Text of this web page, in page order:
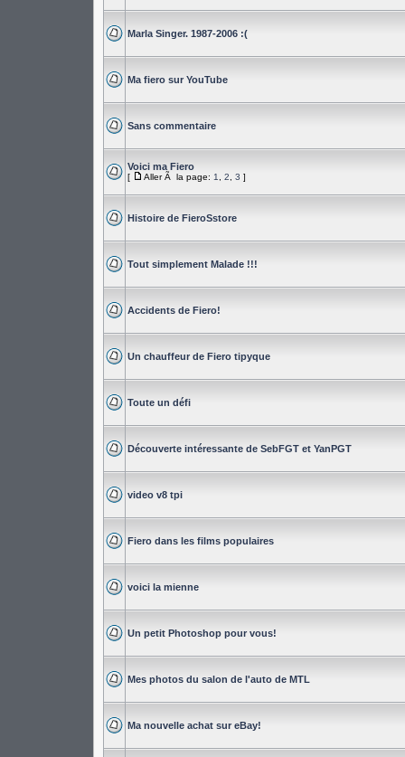
Marla Singer. 1987-2006 :(
Ma fiero sur YouTube
Sans commentaire
Voici ma Fiero
[ Aller Ã la page: 1 2 3 ]
Histoire de FieroSstore
Tout simplement Malade !!!
Accidents de Fiero!
Un chauffeur de Fiero tipyque
Toute un défi
Découverte intéressante de SebFGT et YanPGT
video v8 tpi
Fiero dans les films populaires
voici la mienne
Un petit Photoshop pour vous!
Mes photos du salon de l'auto de MTL
Ma nouvelle achat sur eBay!